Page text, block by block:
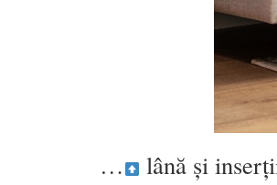
…
lână și